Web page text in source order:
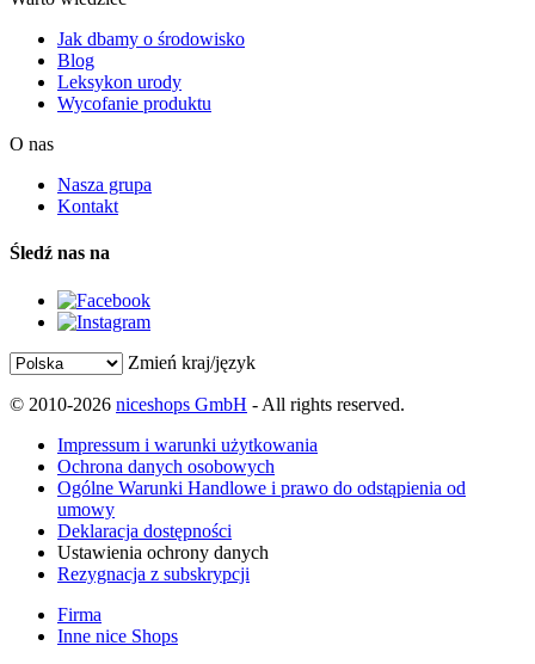
Jak dbamy o środowisko
Blog
Leksykon urody
Wycofanie produktu
O nas
Nasza grupa
Kontakt
Śledź nas na
Zmień kraj/język
© 2010-2026 niceshops GmbH - All rights reserved.
Impressum i warunki użytkowania
Ochrona danych osobowych
Ogólne Warunki Handlowe i prawo do odstąpienia od
umowy
Deklaracja dostępności
Ustawienia ochrony danych
Rezygnacja z subskrypcji
Firma
Inne nice Shops